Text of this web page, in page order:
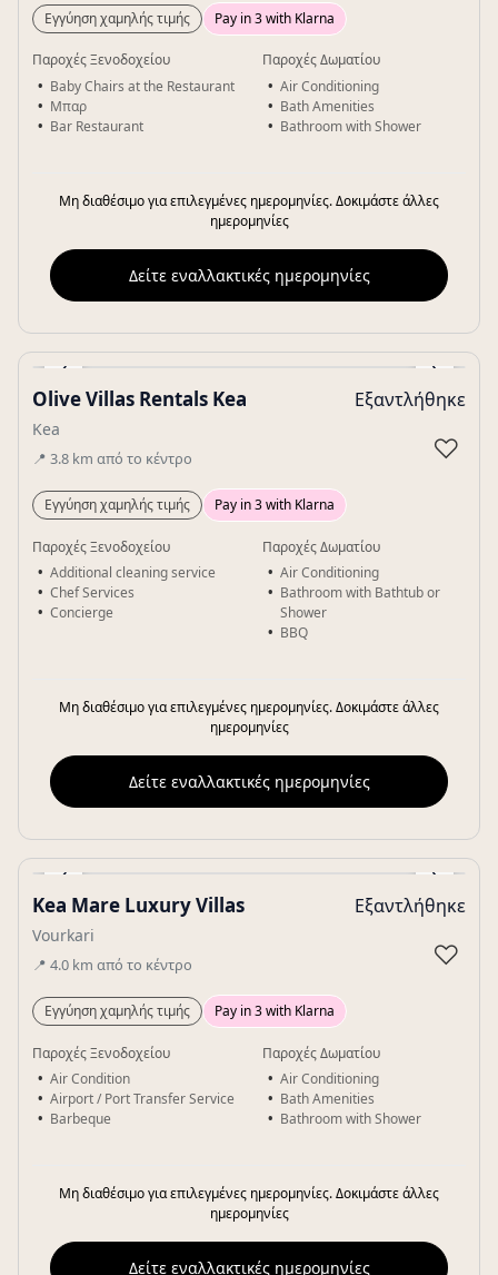
Εγγύηση χαμηλής τιμής Pay in 3 with Klarna
Παροχές Ξενοδοχείου
Baby Chairs at the Restaurant
Μπαρ
Bar Restaurant
Παροχές Δωματίου
Air Conditioning
Bath Amenities
Bathroom with Shower
Μη διαθέσιμο για επιλεγμένες ημερομηνίες. Δοκιμάστε άλλες
ημερομηνίες
Δείτε εναλλακτικές ημερομηνίες
‹ ›
Gallery
Olive Villas Rentals Kea
Kea
📍 3.8 km από το κέντρο
Εξαντλήθηκε
♡
Εγγύηση χαμηλής τιμής Pay in 3 with Klarna
Παροχές Ξενοδοχείου
Additional cleaning service
Chef Services
Concierge
Παροχές Δωματίου
Air Conditioning
Bathroom with Bathtub or
Shower
BBQ
Μη διαθέσιμο για επιλεγμένες ημερομηνίες. Δοκιμάστε άλλες
ημερομηνίες
Δείτε εναλλακτικές ημερομηνίες
‹ ›
Gallery
Kea Mare Luxury Villas
Vourkari
📍 4.0 km από το κέντρο
Εξαντλήθηκε
♡
Εγγύηση χαμηλής τιμής Pay in 3 with Klarna
Παροχές Ξενοδοχείου
Air Condition
Airport / Port Transfer Service
Barbeque
Παροχές Δωματίου
Air Conditioning
Bath Amenities
Bathroom with Shower
Μη διαθέσιμο για επιλεγμένες ημερομηνίες. Δοκιμάστε άλλες
ημερομηνίες
Δείτε εναλλακτικές ημερομηνίες